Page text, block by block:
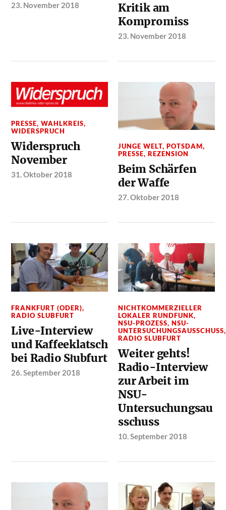
23. November 2018
Kritik am
Kompromiss
23. November 2018
PRESSE,WAHLKREIS,
WIDERSPRUCH
Widerspruch
November
31. Oktober 2018
JUNGE WELT,POTSDAM,
PRESSE,REZENSION
Beim Schärfen
der Waffe
27. Oktober 2018
FRANKFURT (ODER),
RADIO SLUBFURT
Live-Interview
und Kaffeeklatsch
bei Radio Słubfurt
26. September 2018
NICHTKOMMERZIELLER
LOKALER RUNDFUNK,
NSU-PROZESS,NSU-
UNTERSUCHUNGSAUSSCHUSS,
RADIO SLUBFURT
Weiter gehts!
Radio-Interview
zur Arbeit im
NSU-
Untersuchungsau
sschuss
10. September 2018